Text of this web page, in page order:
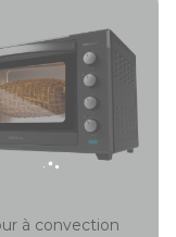
à convection